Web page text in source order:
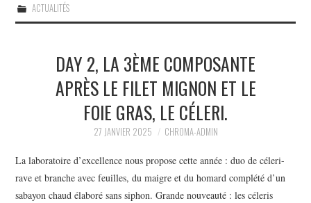
ACTUALITÉS
DAY 2, LA 3ÈME COMPOSANTE
APRÈS LE FILET MIGNON ET LE
FOIE GRAS, LE CÉLERI.
27 JANVIER 2025 CHROMA-ADMIN
La laboratoire d’excellence nous propose cette année : duo de céleri-
rave et branche avec feuilles, du maigre et du homard complété d’un
sabayon chaud élaboré sans siphon. Grande nouveauté : les céleris